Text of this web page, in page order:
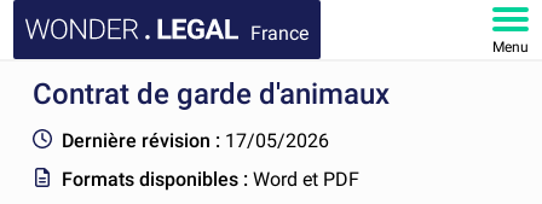
France
Menu
ACCUEIL
DOCUMENTS
Contrat de garde d'animaux
Dernière révision : 17/05/2026
Formats disponibles :Word et PDF